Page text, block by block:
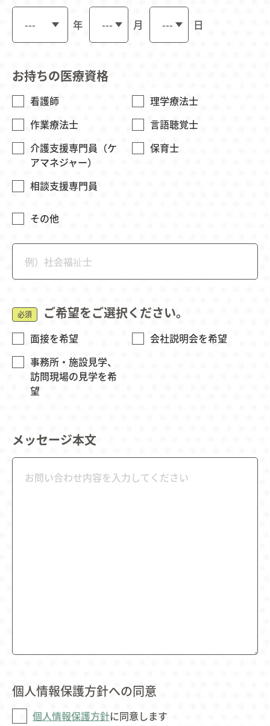
年 月 日
お持ちの医療資格
看護師
理学療法士
作業療法士
言語聴覚士
介護支援専門員（ケ
アマネジャー）
保育士
相談支援専門員
その他
必須 ご希望をご選択ください。
面接を希望
会社説明会を希望
事務所・施設見学、
訪問現場の見学を希
望
メッセージ本文
個人情報保護方針への同意
個人情報保護方針に同意します